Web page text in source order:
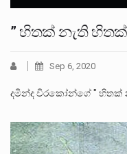
” හිතක් නැති
Sep 6, 2020
දමින්ද විරකෝන්ගේ " හිතක්